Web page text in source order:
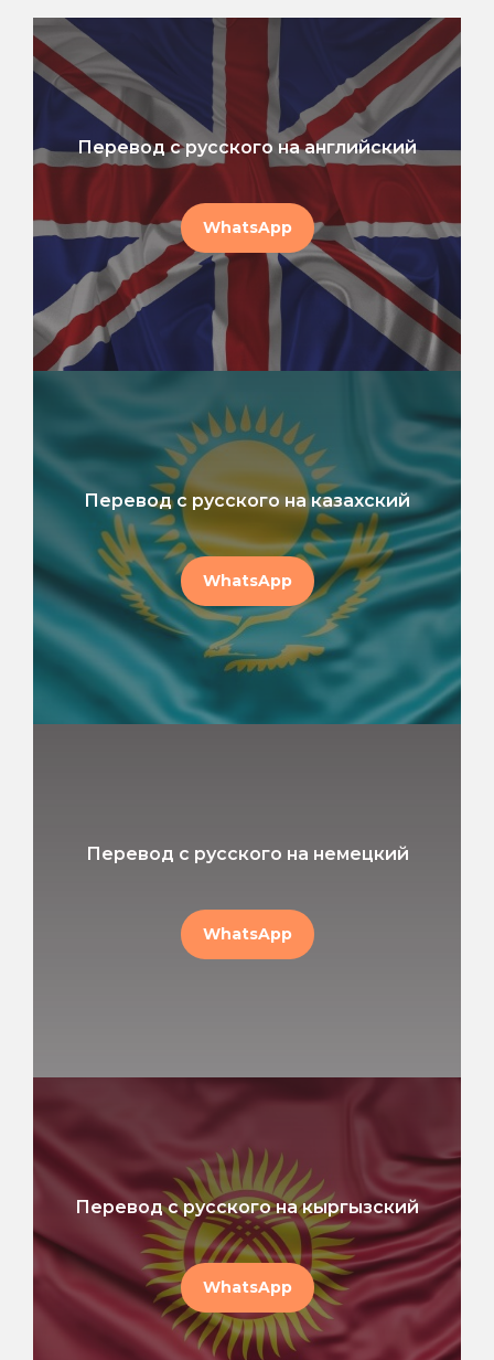
Перевод с русского на английский
WhatsApp
Перевод с русского на казахский
WhatsApp
Перевод с русского на немецкий
WhatsApp
Перевод с русского на кыргызский
WhatsApp